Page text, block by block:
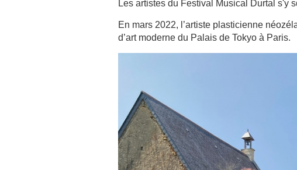
Les artistes du Festival Musical Durtal s'y
En mars 2022, l’artiste plasticienne
d’art moderne du Palais de Tokyo à Paris.